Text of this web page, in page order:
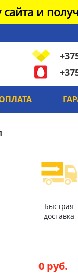
и
Быстрая
доставка
0 руб.